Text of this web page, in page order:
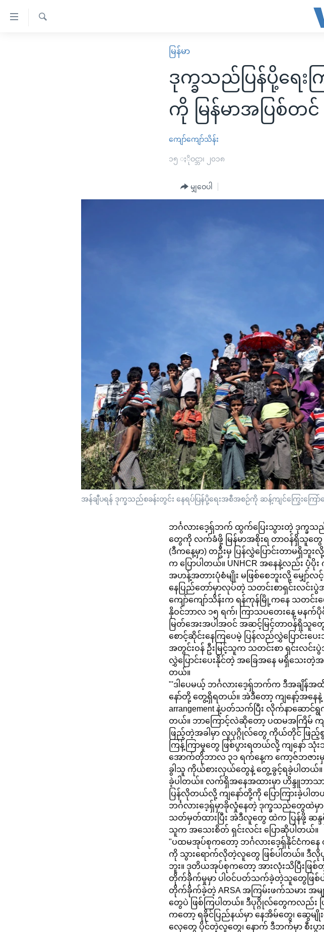
မြန်မာ
ဒုက္ခသည်ပြန်ပို့ရေး
ကို မြန်မာအပြစ်တင်
ကျော်ကျော်သိန်း
၁၅ ႏိုဝင္ဘာ၊ ၂၀၁၈
မျှဝေပါ
အန်ချီပရန် ဒုက္ခသည်စခန်းတွင်း နေရပ်ပြန်ပို့ရေးအစီအစဉ်ကို ဆန့်ကျင်ကြွေးကြော်
ဘင်္ဂလားဒေ့ရှ်ဘက် ထွက်ပြေးသွားတဲ့ ဒုက္ခ
တွေကို လက်ခံဖို့ မြန်မာအစိုးရ တာဝန်ရှိသူတွေ
(ဒီကနေ့မှာ) တဦးမှ ပြန်လွှဲပြောင်းတာမရှိဘူး
က ပြောပါတယ်။ UNHCR အနေနဲ့လည်း
အဟန့်အတားပုံစံမျိုး မဖြစ်စေဘူးလို့ မျှော်
နေပြည်တော်မှာလုပ်တဲ့ သတင်းစာရှင်းလင်း
ကျော်ကျော်သိန်းက ရန်ကုန်မြို့ကနေ သတင်းပ
နိုဝင်ဘာလ ၁၅ ရက်၊ ကြာသပတေးနေ့ မနက်
မြတ်အေးအပါအဝင် အဆင့်မြင့်တာဝန်ရှိသူတွ
စောင့်ဆိုင်းနေကြပေမဲ့ ပြန်လည်လွှဲပြောင်းပေ
အတွင်းဝန် ဦးမြင့်သူက သတင်းစာ ရှင်းလင်
လွှဲပြောင်းပေးနိုင်တဲ့ အခြေအနေ မရှိသေး
တယ်။
"'ဒါပေမယ့် ဘင်္ဂလားဒေ့ရှ်ဘက်က ဒီအချိန်အ
နော်တို့ တွေ့ရှိရတယ်။ အဲဒီတော့ ကျနော့်အနေ
arrangement နဲ့ပတ်သက်ပြီး လိုက်နာဆော
တယ်။ ဘာကြောင့်လဲဆိုတော့ ပထမအကြိမ်
ဖြည့်တဲ့အခါမှာ လူပုဂ္ဂိုလ်တွေ ကိုယ်တိုင်
ကြန့်ကြာမှုတွေ ဖြစ်ပွားရတယ်လို့ ကျနော်
အောက်တိုဘာလ ၃၁ ရက်နေ့က ကော့ဇ်ဘဇားမှ
ခွါသူ ကိုယ်စားလှယ်တွေနဲ့ တွေ့ခွင့်ရခဲ့ပါတယ်။
ခဲ့ပါတယ်။ လက်ရှိအနေအထားမှာ ဟိန္ဒူဘာသာဝ
ပြန်လိုတယ်လို့ ကျနော်တို့ကို ပြောကြားခဲ့ပါတ
ဘင်္ဂလားဒေ့ရှ်မှာခိုလှုံနေတဲ့ ဒုက္ခသည်တွေထဲမှ
သတ်မှတ်ထားပြီး အဲဒီလူတွေ ထဲက ပြန်ဖို့
သူက အသေးစိတ် ရှင်းလင်း ပြောဆိုပါတယ်။
"ပထမအုပ်စုကတော့ ဘင်္ဂလားဒေ့ရှ်နိုင်ငံကနေ
ကို သွားရောက်လိုတဲ့လူတွေ ဖြစ်ပါတယ်။ ဒီလိုပုဂ္
ဘူး။ ဒုတိယအုပ်စုကတော့ အားလုံးသိပြီးဖြစ်
တိုက်ခိုက်မှုမှာ ပါဝင်ပတ်သက်ခဲ့တဲ့သူတွေဖြစ်ပါ
တိုက်ခိုက်ခဲ့တဲ့ ARSA အကြမ်းဖက်သမား အမျ
တွေပဲ ဖြစ်ကြပါတယ်။ ဒီပုဂ္ဂိုလ်တွေကလည်း
ကတော့ ရခိုင်ပြည်နယ်မှာ နေအိမ်တွေ၊ ဆွေမ
လှေတွေ ပိုင်တဲ့လူတွေ၊ နောက် ဒီဘက်မှာ စီးပွ